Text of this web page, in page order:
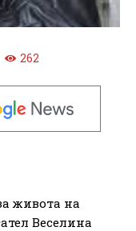
262
живота на
Веселина